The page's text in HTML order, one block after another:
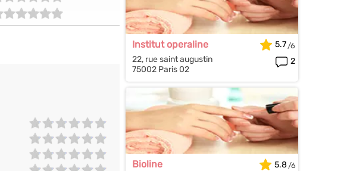
Institut operaline
22, rue saint augustin
75002 Paris 02
5.7
2
Bioline
5.8